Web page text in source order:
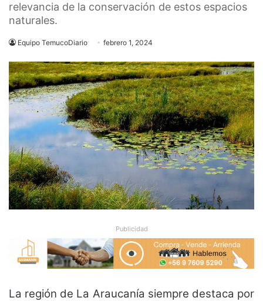
relevancia de la conservación de estos espacios
naturales.
Equipo TemucoDiario febrero 1, 2024
Publicidad
La región de La Araucanía siempre destaca por